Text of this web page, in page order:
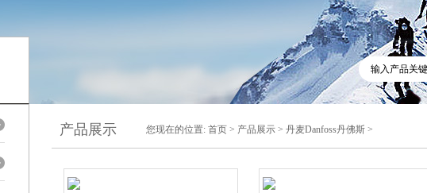
产品展示 您现在的位置: 首页 > 产品展示 > 丹麦Danfoss丹佛斯 >